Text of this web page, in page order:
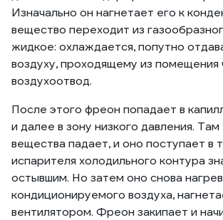
Изначально он нагнетает его к
вещество переходит из
жидкое: охлаждается, попутно
воздуху, проходящему из помещения
воздухоотвод.
После этого фреон попадает в
и далее в зону низкого давления.
вещества падает, и оно поступает в
испарителя холодильного контура
остывшим. Но затем оно снова
кондиционируемого воздуха,
вентилятором. Фреон закипает и